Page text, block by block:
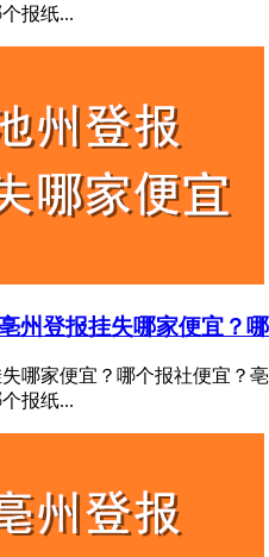
报纸...
州登报挂失哪家便宜？
哪家便宜？哪个报社便宜？
报纸...